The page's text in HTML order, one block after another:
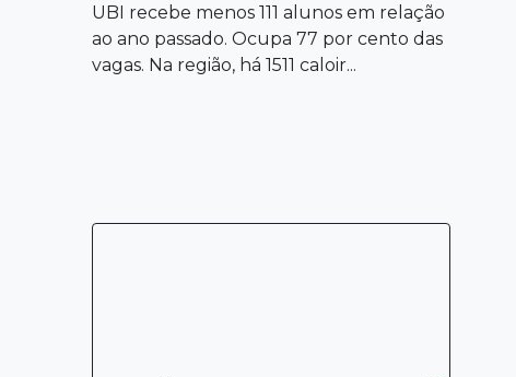
UBI recebe menos 111 alunos em relação
ao ano passado. Ocupa 77 por cento das
vagas. Na região, há 1511 caloir...